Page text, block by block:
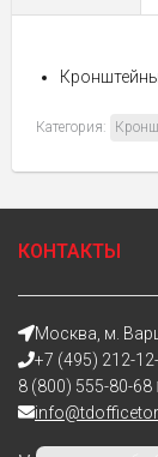
Категория:
КОНТАКТЫ
Москва, м.
+7 (495) 212-
8 (800) 555-80-68